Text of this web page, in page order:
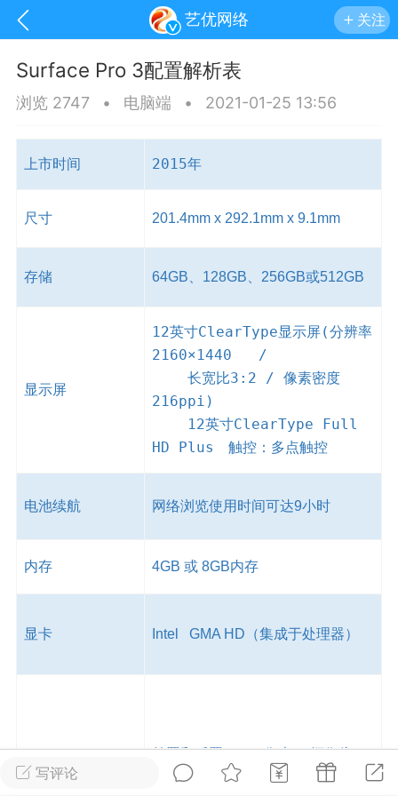
艺优网络 关注
系统 网站
问答 闲谈 官方
任务 排行 历史
29 21:24
电脑端 Surface Laptop Go 2
网盘下载
Laptop Go 2 i5/8/128 – Windows
写评论
Surface Pro 3配置解析表
浏览 2747 • 电脑端 • 2021-01-25 13:56
上市时间 2015年
尺寸 201.4mm x 292.1mm x 9.1mm
存储 64GB、128GB、256GB或512GB
显示屏
12英寸ClearType显示屏(分辨率
2160×1440 /
长宽比3:2 / 像素密度
216ppi)
12英寸ClearType Full
HD Plus 触控：多点触控
电池续航 网络浏览使用时间可达9小时
内存 4GB 或 8GB内存
显卡 Intel GMA HD（集成于处理器）
摄像头
前置和后置500万像素HD摄像头、
立体声麦克风、